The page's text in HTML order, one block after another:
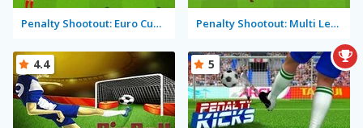
Penalty Shootout: Euro Cup 2016 Penalty Shootout: Multi League
4.4 5